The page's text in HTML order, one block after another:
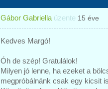
Gábor Gabriella üzente 15 éve
Kedves Margó!
Óh de szép! Gratulálok!
Milyen jó lenne, ha ezeket a
megpróbálnánk csak egy kicsit